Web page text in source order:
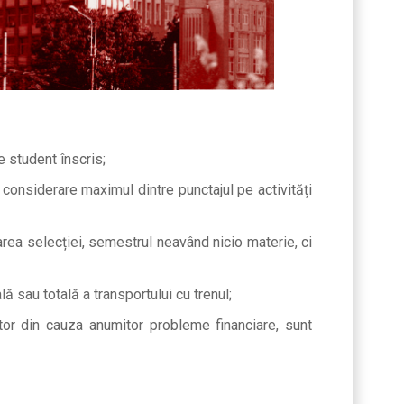
student înscris;
maximul dintre punctajul pe activități
selecției, semestrul neavând nicio materie, ci
sau totală a transportului cu trenul;
din cauza anumitor probleme financiare, sunt